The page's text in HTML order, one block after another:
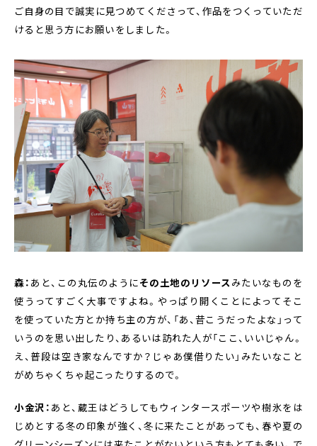
ご自身の目で誠実に見つめてくださって、作品をつくっていただ
けると思う方にお願いをしました。
森： あと、この丸伝のようにその土地のリソースみたいなものを
使うってすごく大事ですよね。やっぱり開くことによってそこ
を使っていた方とか持ち主の方が、「あ、昔こうだったよな」って
いうのを思い出したり、あるいは訪れた人が「ここ、いいじゃん。
え、普段は空き家なんですか？じゃあ僕借りたい」みたいなこと
がめちゃくちゃ起こったりするので。
小金沢： あと、蔵王はどうしてもウィンタースポーツや樹氷をは
じめとする冬の印象が強く、冬に来たことがあっても、春や夏の